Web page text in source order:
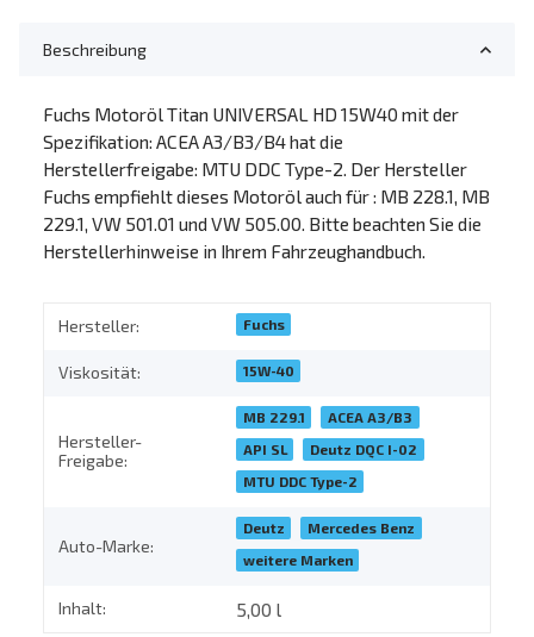
Beschreibung
Fuchs Motoröl Titan UNIVERSAL HD 15W40 mit der
Spezifikation: ACEA A3/B3/B4 hat die
Herstellerfreigabe: MTU DDC Type-2. Der Hersteller
Fuchs empfiehlt dieses Motoröl auch für : MB 228.1, MB
229.1, VW 501.01 und VW 505.00. Bitte beachten Sie die
Herstellerhinweise in Ihrem Fahrzeughandbuch.
Hersteller: Fuchs
Viskosität: 15W-40
Hersteller-
Freigabe:
MB 229.1
ACEA A3/B3
API SL
Deutz DQC I-02
MTU DDC Type-2
Auto-Marke:
Deutz
Mercedes Benz
weitere Marken
Inhalt: 5,00 l